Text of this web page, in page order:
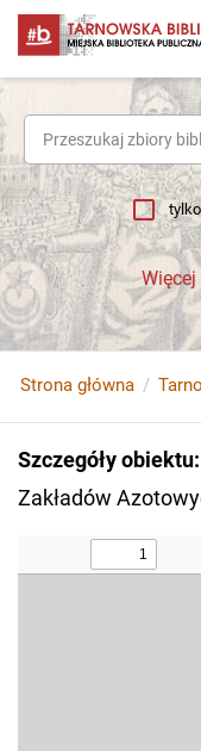
Strona główna
Szczegóły obiektu:
Zakładów